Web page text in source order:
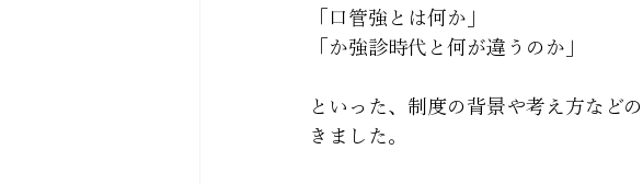
「口管強とは何か」
「か強診時代と何が違うのか」
といった、制度の背景や考え方など
きました。